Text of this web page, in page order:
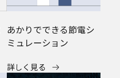
あかりでできる節電シ
ミュレーション
詳しく見る